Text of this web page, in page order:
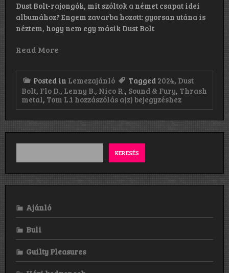
Dust Bolt-rajongók, mit szóltok a német csapat idei
albumához? Engem zavarba hozott: gyorsan utána is
néztem, hogy nem egy másik Dust Bolt
Read More
Posted in Lemezajánló Tagged 2024, Dust
Bolt, Flo D., Lenny B., Nico R., Sound & Fury, Thrash
metal, Tom L.1 hozzászólás a(z) Dust
Bolt:
Fury
(2024)
bejegyzéshez
KERESÉS
Ajánló
Buli
Guilty Pleasures